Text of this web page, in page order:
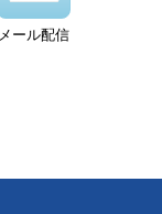
メール配信